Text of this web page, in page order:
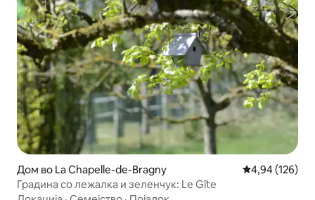
Дом во La Chapelle-de-Bragny Просечна
4,94 (126)
Градина со лежалка и зеленчук: Le Gîte